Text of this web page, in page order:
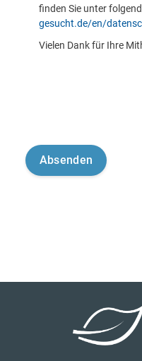
finden Sie unter
gesucht.de/en/
Vielen Dank für Ihre